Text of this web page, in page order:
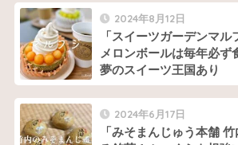
2024年8月12日
「スイーツガーデンマ
メロンボールは毎年必ず
夢のスイーツ王国あり
2024年6月17日
「みそまんじゅう本舗